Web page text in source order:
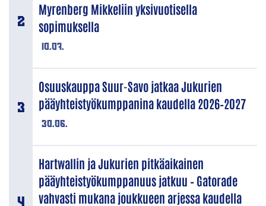
10.07.
Myrenberg Mikkeliin yksivuotisella
sopimuksella
30.06.
Osuuskauppa Suur-Savo jatkaa Jukurien
pääyhteistyökumppanina kaudella 2026–2027
Hartwallin ja Jukurien pitkäaikainen
pääyhteistyökumppanuus jatkuu – Gatorade
vahvasti mukana joukkueen arjessa kaudella